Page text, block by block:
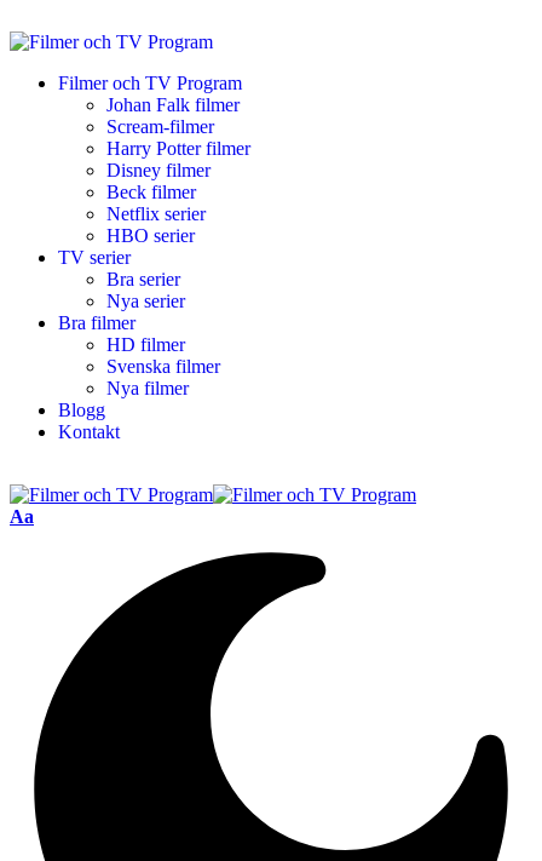
Filmer och TV Program
Johan Falk filmer
Scream-filmer
Harry Potter filmer
Disney filmer
Beck filmer
Netflix serier
HBO serier
TV serier
Bra serier
Nya serier
Bra filmer
HD filmer
Svenska filmer
Nya filmer
Blogg
Kontakt
Aa